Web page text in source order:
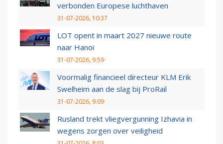
verbonden Europese luchthaven
31-07-2026, 10:37
LOT opent in maart 2027 nieuwe route
naar Hanoi
31-07-2026, 9:59
Voormalig financieel directeur KLM Erik
Swelheim aan de slag bij ProRail
31-07-2026, 9:09
Rusland trekt vliegvergunning Izhavia in
wegens zorgen over veiligheid